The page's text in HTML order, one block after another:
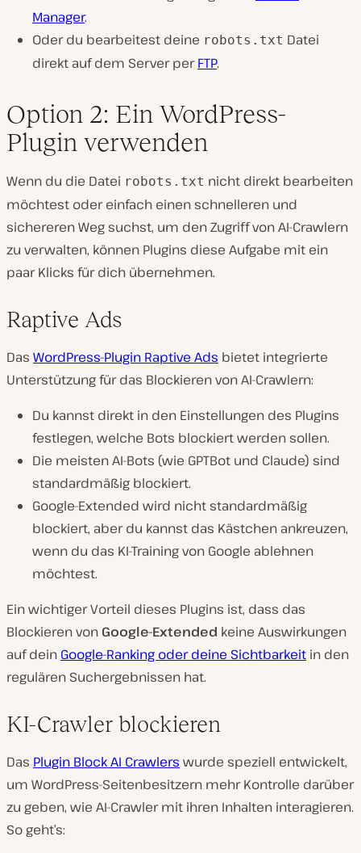
Manager.
Oder du bearbeitest deine robots.txt Datei
direkt auf dem Server perFTP.
Option 2: Ein WordPress-
Plugin verwenden
Wenn du die Datei robots.txt nicht direkt bearbeiten
möchtest oder einfach einen schnelleren und
sichereren Weg suchst, um den Zugriff von AI-Crawlern
zu verwalten, können Plugins diese Aufgabe mit ein
paar Klicks für dich übernehmen.
Raptive Ads
Das WordPress-Plugin Raptive Ads bietet integrierte
Unterstützung für das Blockieren von AI-Crawlern:
Du kannst direkt in den Einstellungen des Plugins
festlegen, welche Bots blockiert werden sollen.
Die meisten AI-Bots (wie GPTBot und Claude) sind
standardmäßig blockiert.
Google-Extended wird nicht standardmäßig
blockiert, aber du kannst das Kästchen ankreuzen,
wenn du das KI-Training von Google ablehnen
möchtest.
Ein wichtiger Vorteil dieses Plugins ist, dass das
Blockieren von Google-Extended keine Auswirkungen
auf dein Google-Ranking oder deine Sichtbarkeit in den
regulären Suchergebnissen hat.
KI-Crawler blockieren
Das Plugin Block AI Crawlers wurde speziell entwickelt,
um WordPress-Seitenbesitzern mehr Kontrolle darüber
zu geben, wie AI-Crawler mit ihren Inhalten interagieren.
So geht’s: